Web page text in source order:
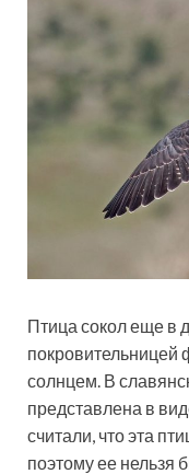
Птица сокол еще в
покровительницей
солнцем. В
представлена в
считали, что эта
поэтому ее нельзя